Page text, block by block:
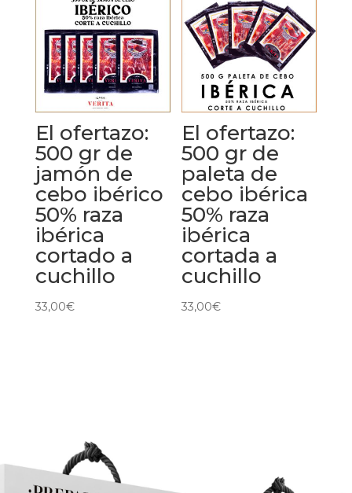
El ofertazo:
500 gr de
jamón de
cebo ibérico
50% raza
ibérica
cortado a
cuchillo
33,00€
El ofertazo:
500 gr de
paleta de
cebo ibérica
50% raza
ibérica
cortada a
cuchillo
33,00€